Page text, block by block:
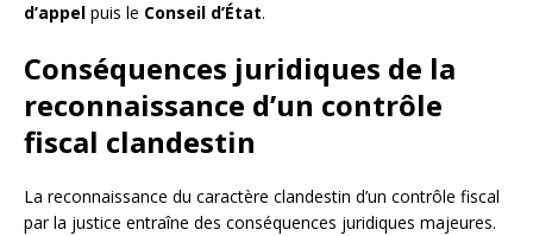
d’appel puis le Conseil d’État.
Conséquences juridiques de la
reconnaissance d’un contrôle
fiscal clandestin
La reconnaissance du caractère clandestin d’un contrôle fiscal
par la justice entraîne des conséquences juridiques majeures.